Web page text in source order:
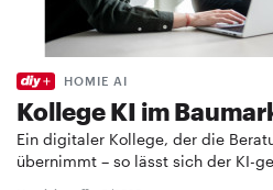
HOMIE AI
Kollege KI im
Ein digitaler Kollege, der die
übernimmt – so lässt sich der KI-